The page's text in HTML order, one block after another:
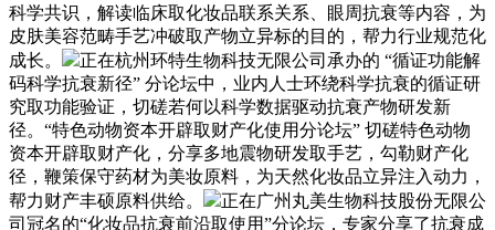
科学共识，解读临床取化妆品联系关系、眼周抗衰等内容，为
皮肤美容范畴手艺冲破取产物立异标的目的，帮力行业规范化
成长。
正在杭州环特生物科技无限公司承办的 “循证功能解
码科学抗衰新径” 分论坛中，业内人士环绕科学抗衰的循证研
究取功能验证，切磋若何以科学数据驱动抗衰产物研发新
径。“特色动物资本开辟取财产化使用分论坛” 切磋特色动物
资本开辟取财产化，分享多地震物研发取手艺，勾勒财产化
径，鞭策保守药材为美妆原料，为天然化妆品立异注入动力，
帮力财产丰硕原料供给。
正在广州丸美生物科技股份无限公
司冠名的“化妆品抗衰前沿取使用”分论坛，专家分享了抗衰成